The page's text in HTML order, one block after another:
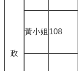
政
黃小姐 108